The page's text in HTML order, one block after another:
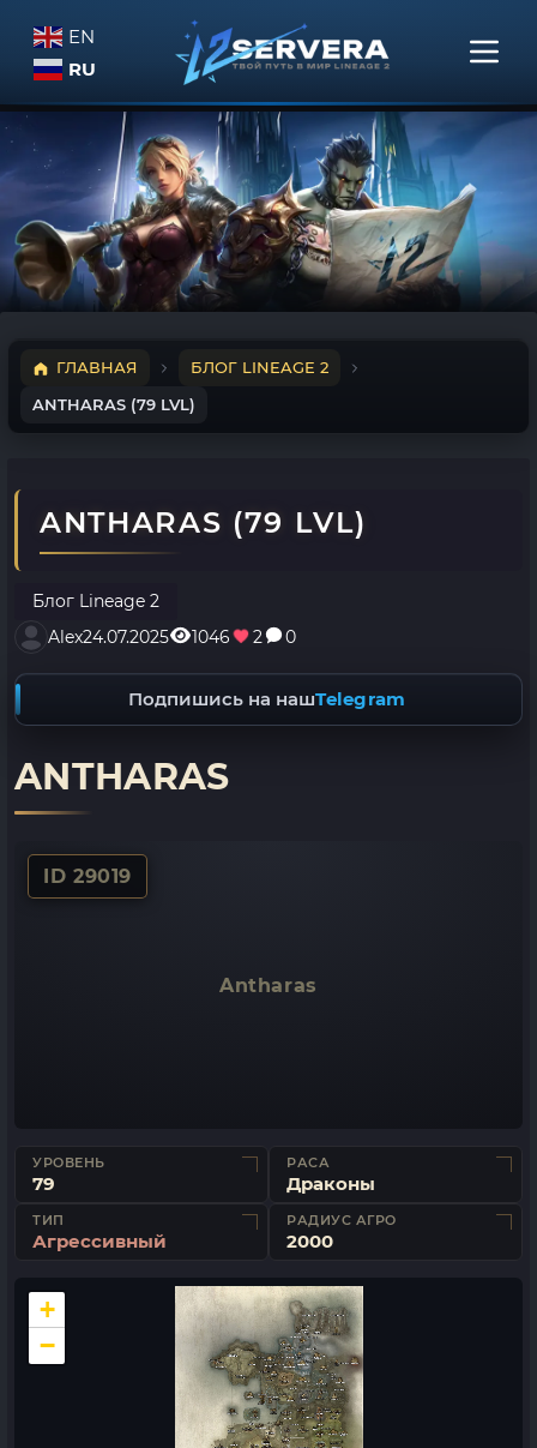
EN
RU
ГЛАВНАЯ
БЛОГ LINEAGE 2
ANTHARAS (79 LVL)
ANTHARAS (79 LVL)
Блог Lineage 2
Alex24.07.2025 1046 2 0
Подпишись на нашTelegram
ANTHARAS
ID 29019
Antharas
УРОВЕНЬ
79
РАСА
Драконы
ТИП
Агрессивный
РАДИУС АГРО
2000
+
−